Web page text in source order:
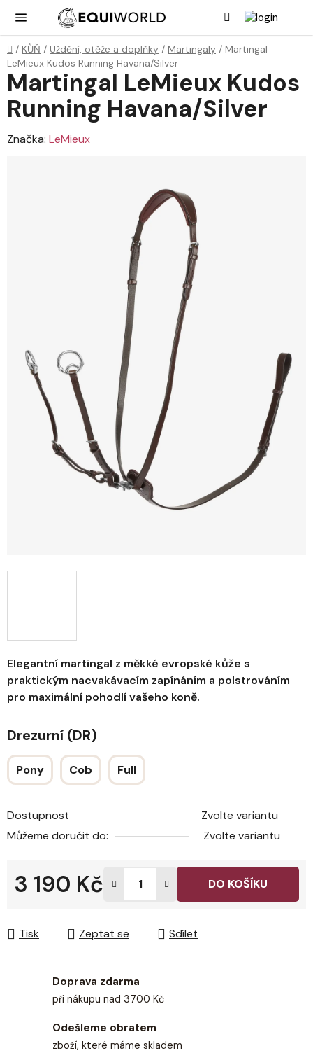
obsah
Domů
/ KŮŇ / Uždění, otěže a doplňky / Martingaly / Martingal
LeMieux Kudos Running Havana/Silver
Elegantní martingal z měkké evropské kůže s
praktickým nacvakávacím zapínáním a polstrováním
pro maximální pohodlí vašeho koně.
Drezurní (DR)
Pony Cob Full
Dostupnost
Zvolte variantu
Můžeme doručit do:
Zvolte variantu
3 190 Kč DO KOŠÍKU
Tisk Zeptat se Sdílet
Martingal LeMieux Kudos
Running Havana/Silver
Značka: LeMieux
Doprava zdarma
při nákupu nad 3700 Kč
Odešleme obratem
zboží, které máme skladem